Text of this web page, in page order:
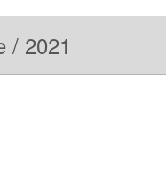
/ 2021